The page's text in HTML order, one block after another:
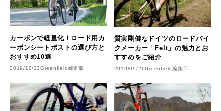
カーボンで軽量化！ロード用カ
ーボンシートポストの選び方と
おすすめ10選
2019/10/23Greenfield編集部
質実剛健なドイツのロードバイ
クメーカー「Felt」の魅力とお
すすめをご紹介
2019/09/26Greenfield編集部